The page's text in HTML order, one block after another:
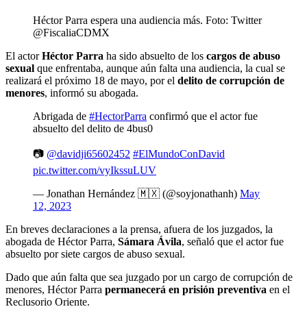
Héctor Parra espera una audiencia más. Foto: Twitter
@FiscaliaCDMX
El actorHéctor Parra ha sido absuelto de los cargos de abuso
sexual que enfrentaba, aunque aún falta una audiencia, la cual se
realizará el próximo 18 de mayo, por el delito de corrupción de
menores, informó su abogada.
Abrigada de #HectorParra confirmó que el actor fue
absuelto del delito de 4bus0
📷 @davidji65602452 #ElMundoConDavid
pic.twitter.com/vyIkssuLUV
— Jonathan Hernández 🇲🇽 (@soyjonathanh) May
12, 2023
En breves declaraciones a la prensa, afuera de los juzgados, la
abogada de Héctor Parra, Sámara Ávila, señaló que el actor fue
absuelto por siete cargos de abuso sexual.
Dado que aún falta que sea juzgado por un cargo de corrupción de
menores, Héctor Parra permanecerá en prisión preventiva en el
Reclusorio Oriente.